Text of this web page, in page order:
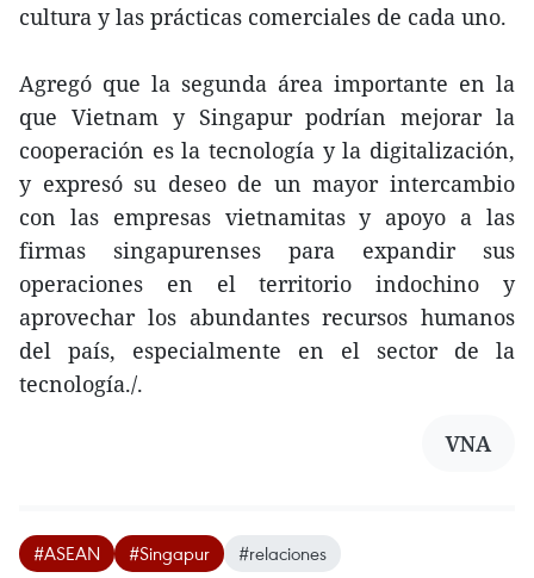
cultura y las prácticas comerciales de cada uno.
Agregó que la segunda área importante en la
que Vietnam y Singapur podrían mejorar la
cooperación es la tecnología y la digitalización,
y expresó su deseo de un mayor intercambio
con las empresas vietnamitas y apoyo a las
firmas singapurenses para expandir sus
operaciones en el territorio indochino y
aprovechar los abundantes recursos humanos
del país, especialmente en el sector de la
tecnología./.
VNA
#ASEAN #Singapur #relaciones